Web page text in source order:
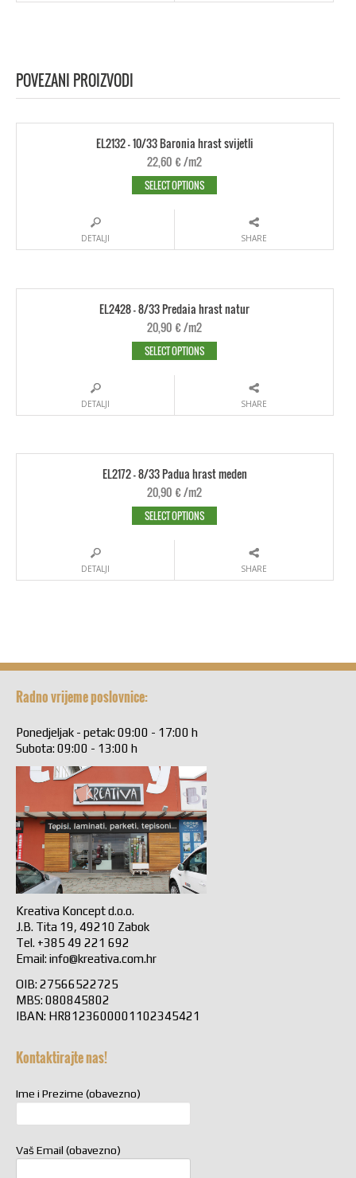
POVEZANI PROIZVODI
EL2132 - 10/33 Baronia hrast svijetli
22,60 €/m2
SELECT OPTIONS
DETALJI SHARE
EL2428 - 8/33 Predaia hrast natur
20,90 €/m2
SELECT OPTIONS
DETALJI SHARE
EL2172 - 8/33 Padua hrast meden
20,90 €/m2
SELECT OPTIONS
DETALJI SHARE
Radno vrijeme poslovnice:
Ponedjeljak - petak: 09:00 - 17:00 h
Subota: 09:00 - 13:00 h
Kreativa Koncept d.o.o.
J.B. Tita 19, 49210 Zabok
Tel. +385 49 221 692
Email: info@kreativa.com.hr
OIB: 27566522725
MBS: 080845802
IBAN: HR8123600001102345421
Kontaktirajte nas!
Ime i Prezime (obavezno)
Vaš Email (obavezno)